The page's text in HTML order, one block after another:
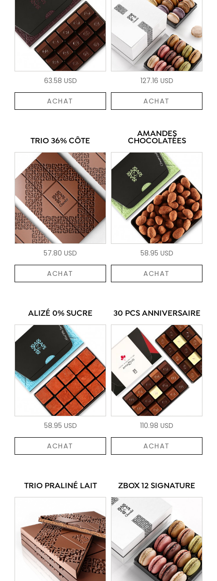
63.58 USD
ACHAT
127.16 USD
ACHAT
TRIO 36% CÔTE
57.80 USD
ACHAT
AMANDES
CHOCOLATÉES
58.95 USD
ACHAT
ALIZÉ 0% SUCRE
58.95 USD
ACHAT
30 PCS ANNIVERSAIRE
110.98 USD
ACHAT
TRIO PRALINÉ LAIT ZBOX 12 SIGNATURE